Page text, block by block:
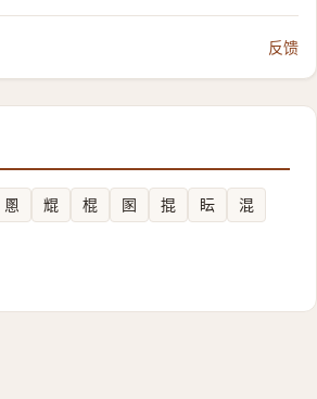
反馈
慁 尡 棍 圂 掍 眃
混